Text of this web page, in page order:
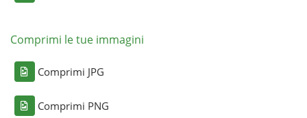
Comprimi le tue immagini
Comprimi JPG
Comprimi PNG